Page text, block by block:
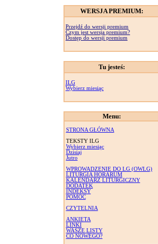
WERSJA PREMIUM:
Przejdź do wersji premium
Czym jest wersja premium?
Dostęp do wersji premium
Tu jesteś:
ILG
Wybierz miesiąc
Menu:
STRONA GŁÓWNA
TEKSTY ILG
Wybierz miesiąc
Dzisiaj
Jutro
WPROWADZENIE DO LG (OWLG)
LITURGIA HORARUM
KALENDARZ LITURGICZNY
DODATEK
INDEKSY
POMOC
CZYTELNIA
ANKIETA
LINKI
WASZE LISTY
CO NOWEGO?